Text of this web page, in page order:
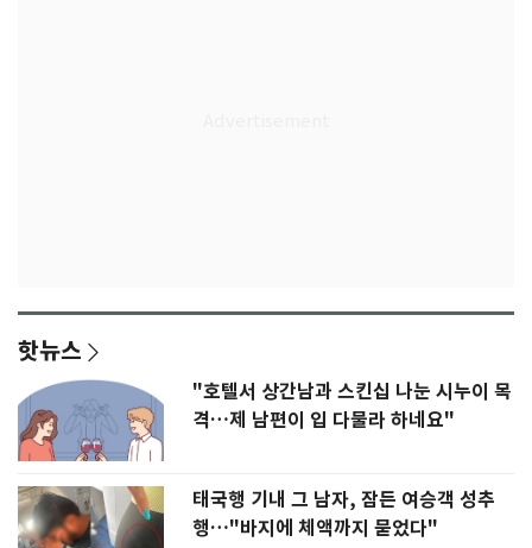
핫뉴스
"호텔서 상간남과 스킨십 나눈 시누이 목
격…제 남편이 입 다물라 하네요"
태국행 기내 그 남자, 잠든 여승객 성추
행…"바지에 체액까지 묻었다"